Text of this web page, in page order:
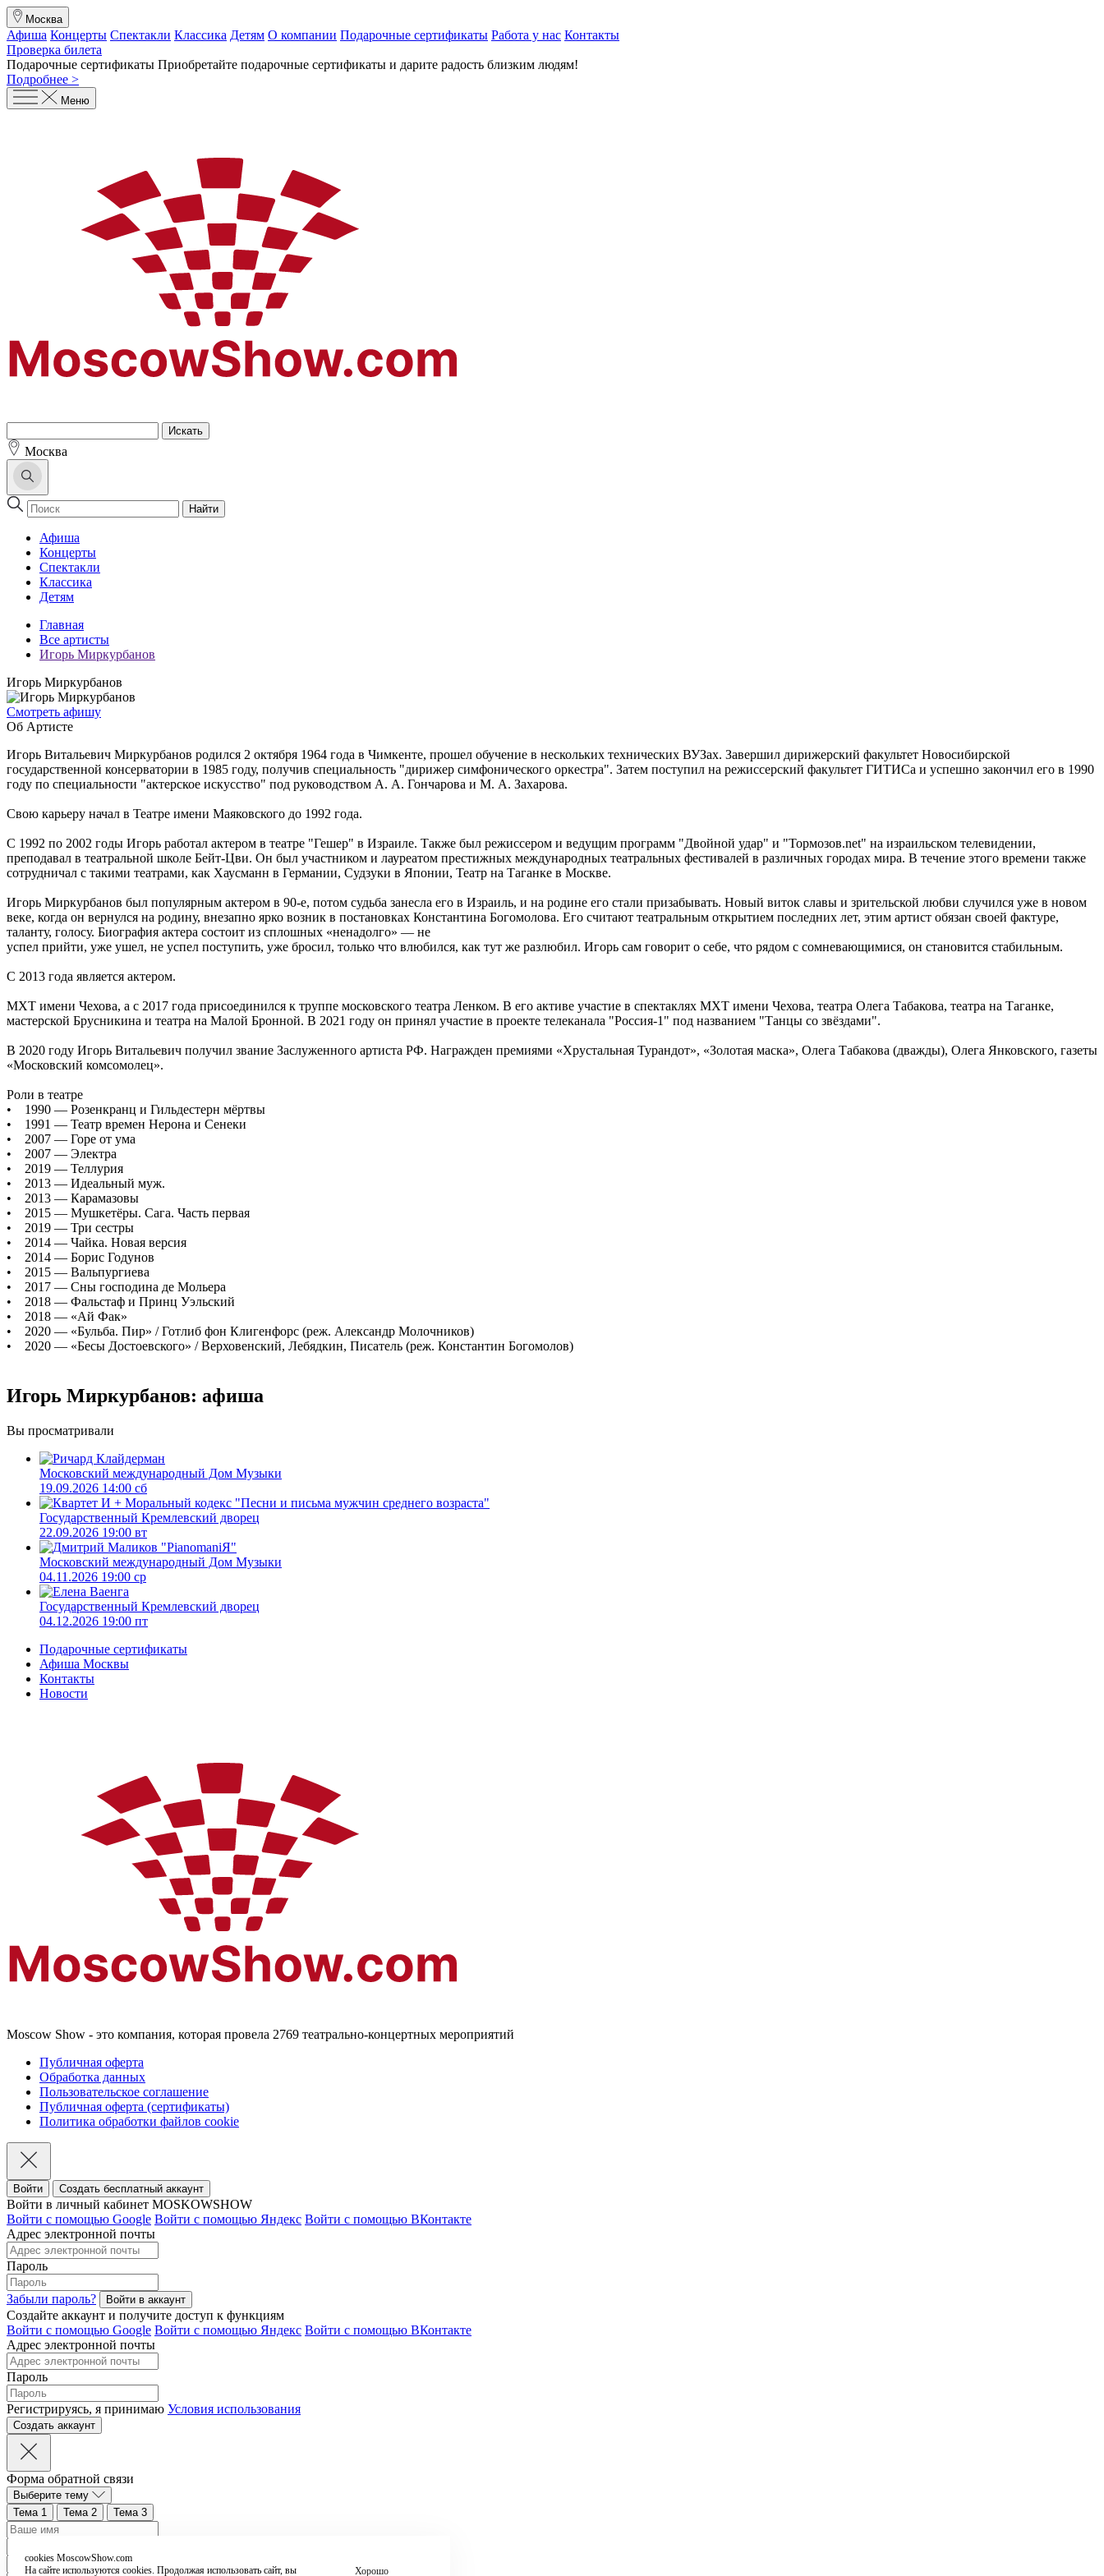
Москва
Афиша Концерты Спектакли Классика Детям О компании Подарочные сертификаты Работа у нас Контакты
Проверка билета
Подарочные сертификаты Приобретайте подарочные сертификаты и дарите радость близким людям!
Подробнее >
Меню
Москва
Найти
Афиша
Концерты
Спектакли
Классика
Детям
Главная
Все артисты
Игорь Миркурбанов
Игорь Миркурбанов
Cмотреть афишу
Об Артисте
Игорь Витальевич Миркурбанов родился 2 октября 1964 года в Чимкенте, прошел обучение в нескольких технических ВУЗах. Завершил дирижерский факультет Новосибирской
государственной консерватории в 1985 году, получив специальность "дирижер симфонического оркестра". Затем поступил на режиссерский факультет ГИТИСа и успешно закончил его в 1990
году по специальности "актерское искусство" под руководством А. А. Гончарова и М. А. Захарова.
Свою карьеру начал в Театре имени Маяковского до 1992 года.
С 1992 по 2002 годы Игорь работал актером в театре "Гешер" в Израиле. Также был режиссером и ведущим программ "Двойной удар" и "Тормозов.net" на израильском телевидении,
преподавал в театральной школе Бейт-Цви. Он был участником и лауреатом престижных международных театральных фестивалей в различных городах мира. В течение этого времени также
сотрудничал с такими театрами, как Хаусманн в Германии, Судзуки в Японии, Театр на Таганке в Москве.
Игорь Миркурбанов был популярным актером в 90-е, потом судьба занесла его в Израиль, и на родине его стали призабывать. Новый виток славы и зрительской любви случился уже в новом
веке, когда он вернулся на родину, внезапно ярко возник в постановках Константина Богомолова. Его считают театральным открытием последних лет, этим артист обязан своей фактуре,
таланту, голосу. Биография актера состоит из сплошных «ненадолго» — не
успел прийти, уже ушел, не успел поступить, уже бросил, только что влюбился, как тут же разлюбил. Игорь сам говорит о себе, что рядом с сомневающимися, он становится стабильным.
С 2013 года является актером.
МХТ имени Чехова, а с 2017 года присоединился к труппе московского театра Ленком. В его активе участие в спектаклях МХТ имени Чехова, театра Олега Табакова, театра на Таганке,
мастерской Брусникина и театра на Малой Бронной. В 2021 году он принял участие в проекте телеканала "Россия-1" под названием "Танцы со звёздами".
В 2020 году Игорь Витальевич получил звание Заслуженного артиста РФ. Награжден премиями «Хрустальная Турандот», «Золотая маска», Олега Табакова (дважды), Олега Янковского, газеты
«Московский комсомолец».
Роли в театре
• 1990 — Розенкранц и Гильдестерн мёртвы
• 1991 — Театр времен Нерона и Сенеки
• 2007 — Горе от ума
• 2007 — Электра
• 2019 — Теллурия
• 2013 — Идеальный муж.
• 2013 — Карамазовы
• 2015 — Мушкетёры. Сага. Часть первая
• 2019 — Три сестры
• 2014 — Чайка. Новая версия
• 2014 — Борис Годунов
• 2015 — Вальпургиева
• 2017 — Сны господина де Мольера
• 2018 — Фальстаф и Принц Уэльский
• 2018 — «Ай Фак»
• 2020 — «Бульба. Пир» / Готлиб фон Клигенфорс (реж. Александр Молочников)
• 2020 — «Бесы Достоевского» / Верховенский, Лебядкин, Писатель (реж. Константин Богомолов)
Игорь Миркурбанов: афиша
Вы просматривали
Московский международный Дом Музыки
19.09.2026 14:00 сб
Государственный Кремлевский дворец
22.09.2026 19:00 вт
Московский международный Дом Музыки
04.11.2026 19:00 ср
Государственный Кремлевский дворец
04.12.2026 19:00 пт
Подарочные сертификаты
Афиша Москвы
Контакты
Новости
Moscow Show - это компания, которая провела 2769 театрально-концертных мероприятий
Публичная оферта
Обработка данных
Пользовательское соглашение
Публичная оферта (сертификаты)
Политика обработки файлов cookie
Войти Создать бесплатный аккаунт
Войти в личный кабинет MOSKOWSHOW
Войти с помощью Google Войти с помощью Яндекс Войти с помощью ВКонтакте
Адрес электронной почты
Пароль
Забыли пароль?
Создайте аккаунт и получите доступ к функциям
Войти с помощью Google Войти с помощью Яндекс Войти с помощью ВКонтакте
Адрес электронной почты
Пароль
Регистрируясь, я принимаю Условия использования
Форма обратной связи
Выберите тему
Тема 1
Тема 2 Тема 3
cookies MoscowShow.com
На сайте используются cookies. Продолжая использовать сайт, вы
Хорошо